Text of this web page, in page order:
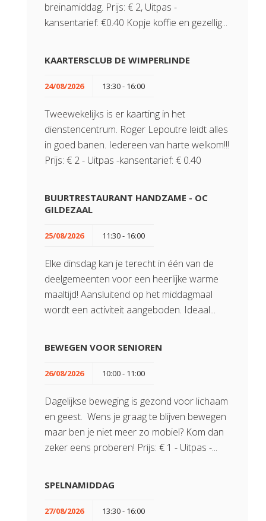
breinamiddag. Prijs: € 2, Uitpas -
kansentarief: €0.40 Kopje koffie en gezellig...
KAARTERSCLUB DE WIMPERLINDE
24/08/2026 13:30 - 16:00
Tweewekelijks is er kaarting in het
dienstencentrum. Roger Lepoutre leidt alles
in goed banen. Iedereen van harte welkom!!!
Prijs: € 2 - Uitpas -kansentarief: € 0.40
BUURTRESTAURANT HANDZAME - OC
GILDEZAAL
25/08/2026 11:30 - 16:00
Elke dinsdag kan je terecht in één van de
deelgemeenten voor een heerlijke warme
maaltijd! Aansluitend op het middagmaal
wordt een activiteit aangeboden. Ideaal...
BEWEGEN VOOR SENIOREN
26/08/2026 10:00 - 11:00
Dagelijkse beweging is gezond voor lichaam
en geest. Wens je graag te blijven bewegen
maar ben je niet meer zo mobiel? Kom dan
zeker eens proberen! Prijs: € 1 - Uitpas -...
SPELNAMIDDAG
27/08/2026 13:30 - 16:00